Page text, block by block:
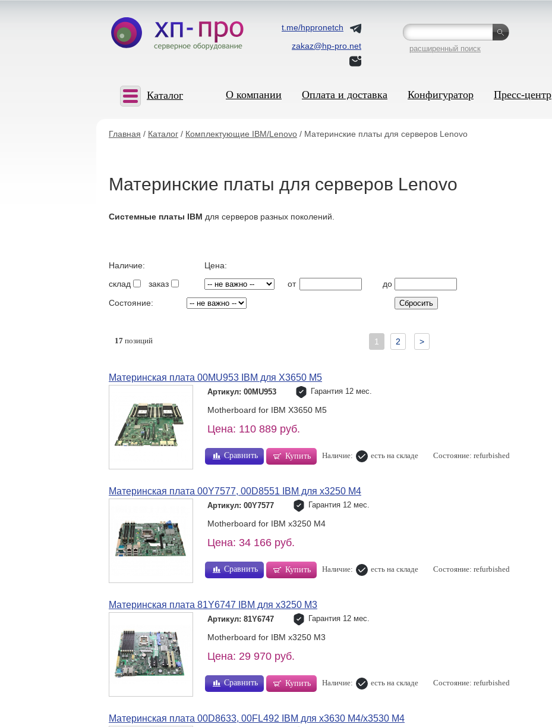
t.me/hppronetch
zakaz@hp-pro.net
расширенный поиск
Каталог О компании Оплата и доставка Конфигуратор Пресс-центр
Главная / Каталог / Комплектующие IBM/Lenovo / Материнские платы для серверов Lenovo
Материнские платы для серверов Lenovo
Системные платы IBM для серверов разных поколений.
Наличие:
Цена:
склад
заказ от
до
Состояние:
17 позиций 1 2 >
Материнская плата 00MU953 IBM для X3650 M5
Артикул: 00MU953 Гарантия 12 мес.
Motherboard for IBM X3650 M5
Цена: 110 889 руб.
Сравнить Купить Наличие: есть на складе Состояние: refurbished
Материнская плата 00Y7577, 00D8551 IBM для x3250 M4
Артикул: 00Y7577 Гарантия 12 мес.
Motherboard for IBM x3250 M4
Цена: 34 166 руб.
Сравнить Купить Наличие: есть на складе Состояние: refurbished
Материнская плата 81Y6747 IBM для x3250 M3
Артикул: 81Y6747 Гарантия 12 мес.
Motherboard for IBM x3250 M3
Цена: 29 970 руб.
Сравнить Купить Наличие: есть на складе Состояние: refurbished
Материнская плата 00D8633, 00FL492 IBM для x3630 M4/x3530 M4